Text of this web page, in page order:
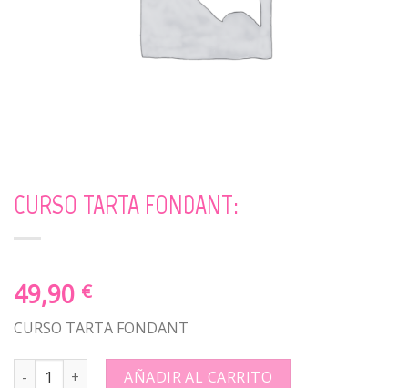
CURSO TARTA FONDANT:
49,90 €
CURSO TARTA FONDANT
CURSO TARTA FONDANT: quantity
AÑADIR AL CARRITO